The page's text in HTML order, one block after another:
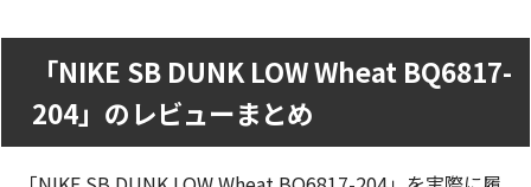
「NIKE SB DUNK LOW Wheat BQ6817-
204」のレビューまとめ